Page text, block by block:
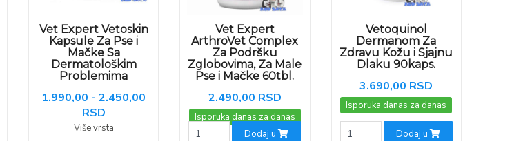
Vet Expert Vetoskin
Kapsule Za Pse i
Mačke Sa
Dermatološkim
Problemima
1.990,00 - 2.450,00
RSD
Više vrsta
Vet Expert
ArthroVet Complex
Za Podršku
Zglobovima, Za Male
Pse i Mačke 60tbl.
2.490,00 RSD
Isporuka danas za danas
Dodaj u
Vetoquinol
Dermanom Za
Zdravu Kožu i Sjajnu
Dlaku 90kaps.
3.690,00 RSD
Isporuka danas za danas
Dodaj u